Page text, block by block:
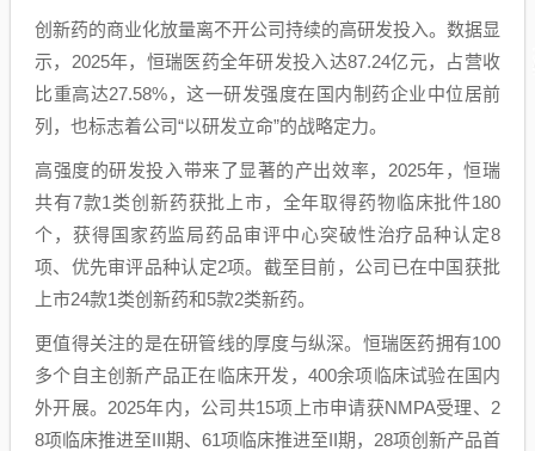
创新药的商业化放量离不开公司持续的高研发投入。数据显
示，2025年，恒瑞医药全年研发投入达87.24亿元，占营收
比重高达27.58%，这一研发强度在国内制药企业中位居前
列，也标志着公司“以研发立命”的战略定力。
高强度的研发投入带来了显著的产出效率，2025年，恒瑞
共有7款1类创新药获批上市，全年取得药物临床批件180
个，获得国家药监局药品审评中心突破性治疗品种认定8
项、优先审评品种认定2项。截至目前，公司已在中国获批
上市24款1类创新药和5款2类新药。
更值得关注的是在研管线的厚度与纵深。恒瑞医药拥有100
多个自主创新产品正在临床开发，400余项临床试验在国内
外开展。2025年内，公司共15项上市申请获NMPA受理、2
8项临床推进至III期、61项临床推进至II期，28项创新产品首